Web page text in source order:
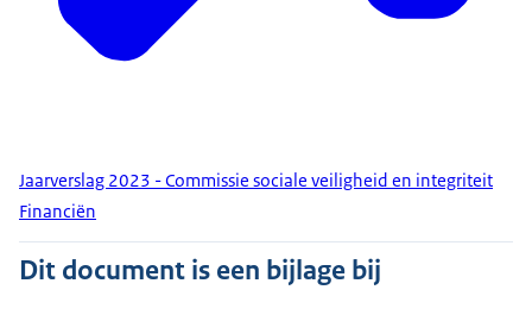
Jaarverslag 2023 - Commissie sociale veiligheid en integriteit
Financiën
Dit document is een bijlage bij